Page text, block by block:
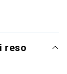
reso